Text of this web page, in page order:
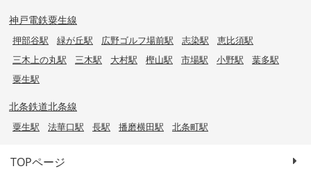
神戸電鉄粟生線
押部谷駅 緑が丘駅 広野ゴルフ場前駅 志染駅
恵比須駅
三木上の丸駅
三木駅 大村駅 樫山駅 市場駅 小野駅
葉多駅
粟生駅
北条鉄道北条線
粟生駅 法華口駅 長駅 播磨横田駅 北条町駅
TOPページ